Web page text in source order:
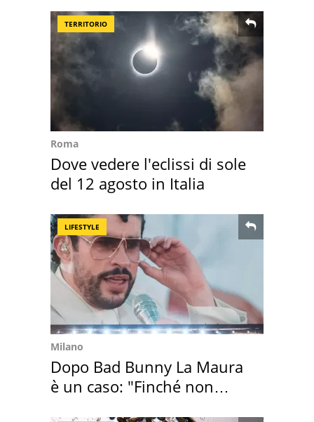
TERRITORIO
Roma
Dove vedere l'eclissi di sole
del 12 agosto in Italia
LIFESTYLE
Milano
Dopo Bad Bunny La Maura
è un caso: "Finché non